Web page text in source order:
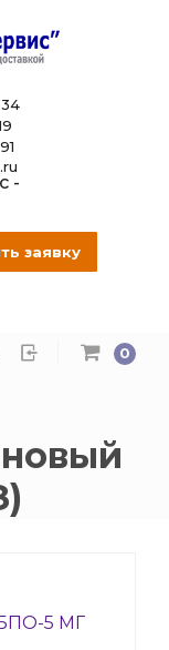
Азот
Ацетилен
Углекислота
Защита
0
-
заявку